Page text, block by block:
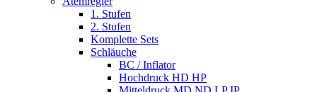
1. Stufen
2. Stufen
Komplette Sets
Schläuche
BC / Inflator
Hochdruck HD HP